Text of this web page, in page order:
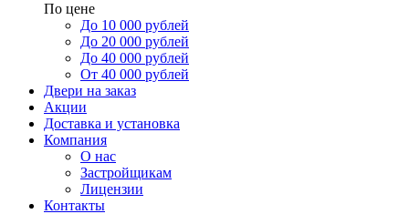
По цене
До 10 000 рублей
До 20 000 рублей
До 40 000 рублей
От 40 000 рублей
Двери на заказ
Акции
Доставка и установка
Компания
О нас
Застройщикам
Лицензии
Контакты